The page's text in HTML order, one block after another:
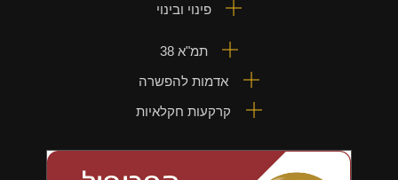
פינוי ובינוי
תמ"א 38
אדמות להפשרה
קרקעות חקלאיות